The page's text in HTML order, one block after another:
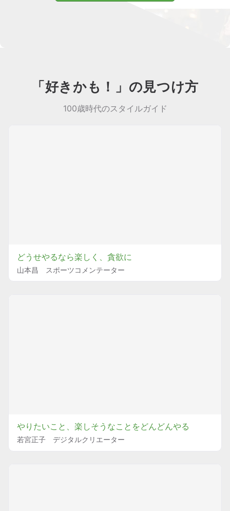
「好きかも！」の見つけ方
100歳時代のスタイルガイド
どうせやるなら楽しく、貪欲に
山本昌 スポーツコメンテーター
やりたいこと、楽しそうなことをどんどんやる
若宮正子 デジタルクリエーター